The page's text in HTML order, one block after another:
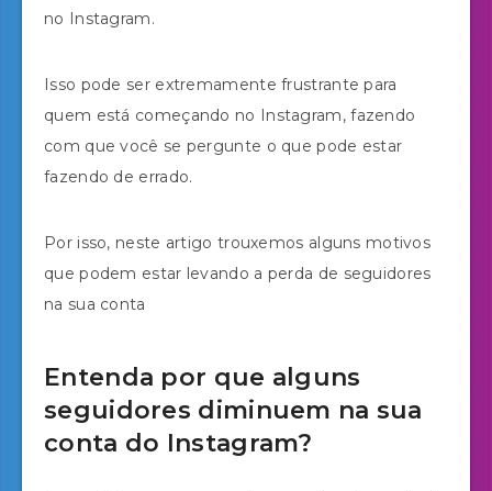
no Instagram.
Isso pode ser extremamente frustrante para
quem está começando no Instagram, fazendo
com que você se pergunte o que pode estar
fazendo de errado.
Por isso, neste artigo trouxemos alguns motivos
que podem estar levando a perda de seguidores
na sua conta
Entenda por que alguns
seguidores diminuem na sua
conta do Instagram?